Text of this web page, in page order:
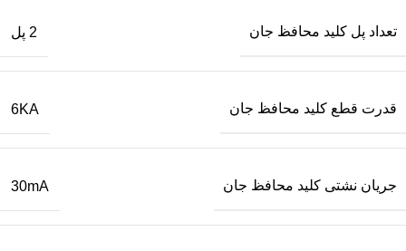
تعداد پل کلید محافظ جان 2 پل
قدرت قطع کلید محافظ جان 6KA
جریان نشتی کلید محافظ جان 30mA